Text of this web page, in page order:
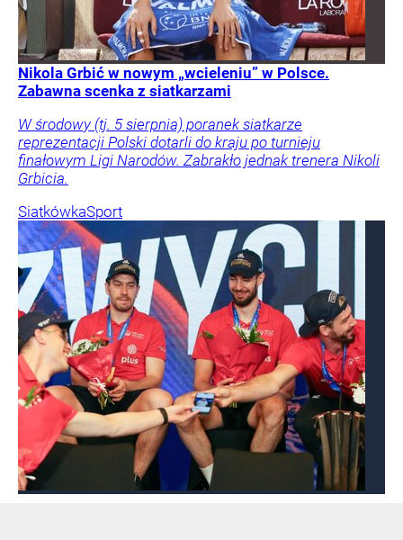
Nikola Grbić w nowym „wcieleniu” w Polsce.
Zabawna scenka z siatkarzami
W środowy (tj. 5 sierpnia) poranek siatkarze
reprezentacji Polski dotarli do kraju po turnieju
finałowym Ligi Narodów. Zabrakło jednak trenera Nikoli
Grbicia.
SiatkówkaSport